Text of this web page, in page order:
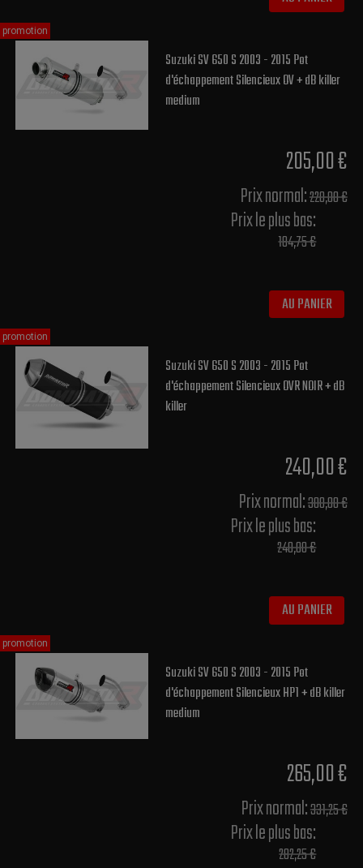
Suzuki SV 650 S 2003 - 2015 Pot
d'échappement Silencieux OV + dB killer
medium
205,00 €
Prix normal​:220,00 €
Prix le plus bas:
184,75 €
AU PANIER
promotion
Suzuki SV 650 S 2003 - 2015 Pot
d'échappement Silencieux OVR NOIR + dB
killer
240,00 €
Prix normal​:300,00 €
Prix le plus bas:
240,00 €
AU PANIER
promotion
Suzuki SV 650 S 2003 - 2015 Pot
d'échappement Silencieux HP1 + dB killer
medium
265,00 €
Prix normal​:331,25 €
Prix le plus bas:
282,25 €
promotion